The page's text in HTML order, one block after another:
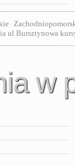
ul Bursztynowa
w